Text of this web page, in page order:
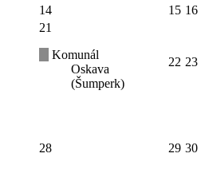
14 15 16
21
Komunál
Oskava
(Šumperk)
22 23
28 29 30